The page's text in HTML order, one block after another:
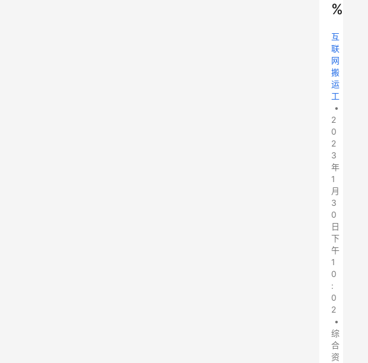
%
互
联
网
搬
运
工
•
2
0
2
3
年
1
月
3
0
日
下
午
1
0
:
0
2
•
综
合
资